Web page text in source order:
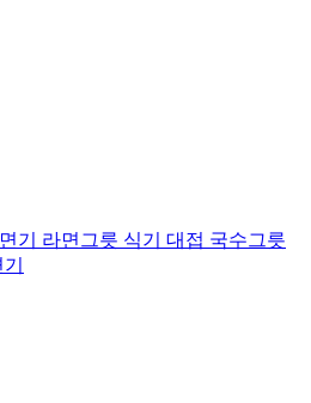
기 라면그릇 식기 대접 국수그릇
기